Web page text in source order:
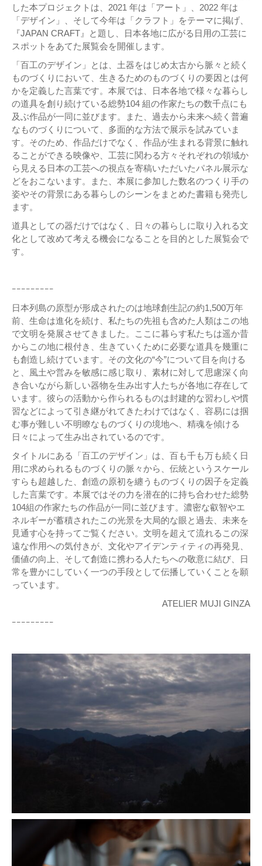
した本プロジェクトは、2021 年は「アート」、2022 年は
「デザイン」、そして今年は「クラフト」をテーマに掲げ、
『JAPAN CRAFT』と題し、日本各地に広がる日用の工芸に
スポットをあてた展覧会を開催します。
「百工のデザイン」とは、土器をはじめ太古から脈々と続く
ものづくりにおいて、生きるためのものづくりの要因とは何
かを定義した言葉です。本展では、日本各地で様々な暮らし
の道具を創り続けている総勢104 組の作家たちの数千点にも
及ぶ作品が一同に並びます。また、過去から未来へ続く普遍
なものづくりについて、多面的な方法で展示を試みていま
す。そのため、作品だけでなく、作品が生まれる背景に触れ
ることができる映像や、工芸に関わる方々それぞれの領域か
ら見える日本の工芸への視点を寄稿いただいたパネル展示な
どをおこないます。また、本展に参加した数名のつくり手の
姿やその背景にある暮らしのシーンをまとめた書籍も発売し
ます。
道具としての器だけではなく、日々の暮らしに取り入れる文
化として改めて考える機会になることを目的とした展覧会で
す。
ｰｰｰｰｰｰｰｰｰ
日本列島の原型が形成されたのは地球創生記の約1,500万年
前、生命は進化を続け、私たちの先祖も含めた人類はこの地
で文明を発展させてきました。ここに暮らす私たちは遥か昔
からこの地に根付き、生きていくために必要な道具を幾重に
も創造し続けています。その文化の“今”について目を向ける
と、風土や営みを敏感に感じ取り、素材に対して思慮深く向
き合いながら新しい器物を生み出す人たちが各地に存在して
います。彼らの活動から作られるものは封建的な習わしや慣
習などによって引き継がれてきたわけではなく、容易には掴
む事が難しい不明瞭なものづくりの境地へ、精魂を傾ける
日々によって生み出されているのです。
タイトルにある「百工のデザイン」は、百も千も万も続く日
用に求められるものづくりの脈々から、伝統というスケール
すらも超越した、創造の原初を纏うものづくりの因子を定義
した言葉です。本展ではその力を潜在的に持ち合わせた総勢
104組の作家たちの作品が一同に並びます。濃密な叡智やエ
ネルギーが蓄積されたこの光景を大局的な眼と過去、未来を
見通す心を持ってご覧ください。文明を超えて流れるこの深
遠な作用への気付きが、文化やアイデンティティの再発見、
価値の向上、そして創造に携わる人たちへの敬意に結び、日
常を豊かにしていく一つの手段として伝播していくことを願
っています。
ATELIER MUJI GINZA
ｰｰｰｰｰｰｰｰｰ